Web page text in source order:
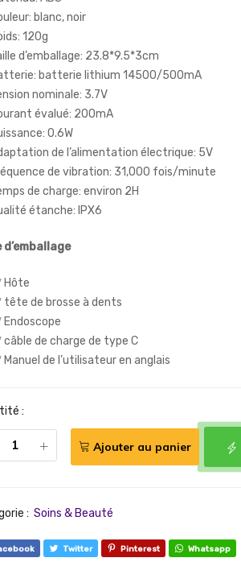
blanc, noir
120g
d’emballage: 23.8*9.5*3cm
batterie lithium 14500/500mA
nominale: 3.7V
évalué: 200mA
0.6W
de l’alimentation électrique: 5V
de vibration: 31,000 fois/minute
de charge: environ 2H
étanche: IPX6
d’emballage
Hôte
tête de brosse à dents
Endoscope
câble de charge de type C
Manuel de l’utilisateur en anglais
:
Ajouter au panier
: Soins & Beauté
Twitter Pinterest Whatsapp